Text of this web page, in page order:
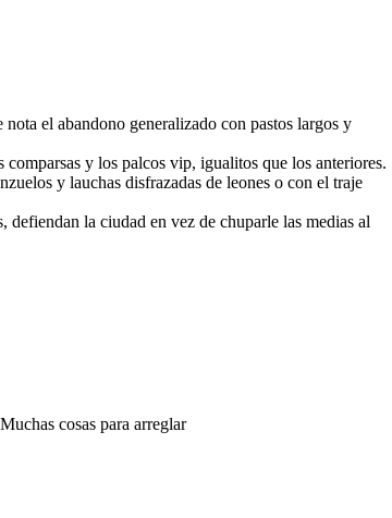
el abandono generalizado con pastos largos y
y los palcos vip, igualitos que los anteriores.
y lauchas disfrazadas de leones o con el traje
defiendan la ciudad en vez de chuparle las medias al
cosas para arreglar